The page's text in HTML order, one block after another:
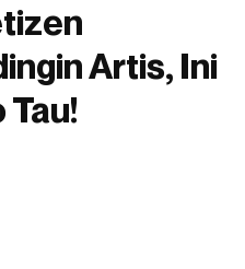
Artis, Ini
Tau!